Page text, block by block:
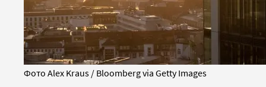
Фото Alex Kraus / Bloomberg via Getty Images